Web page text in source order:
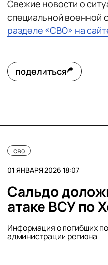
Свежие новости о
специальной военной
разделе «СВО» на
поделиться
сво
01 ЯНВАРЯ 2026 18:07
Сальдо
атаке ВСУ по
Информация о погибших
администрации региона